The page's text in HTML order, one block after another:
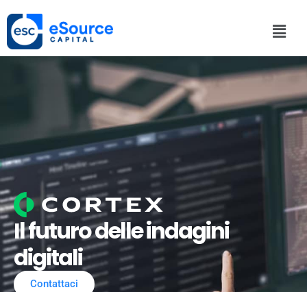
Il futuro delle indagini
digitali
Contattaci